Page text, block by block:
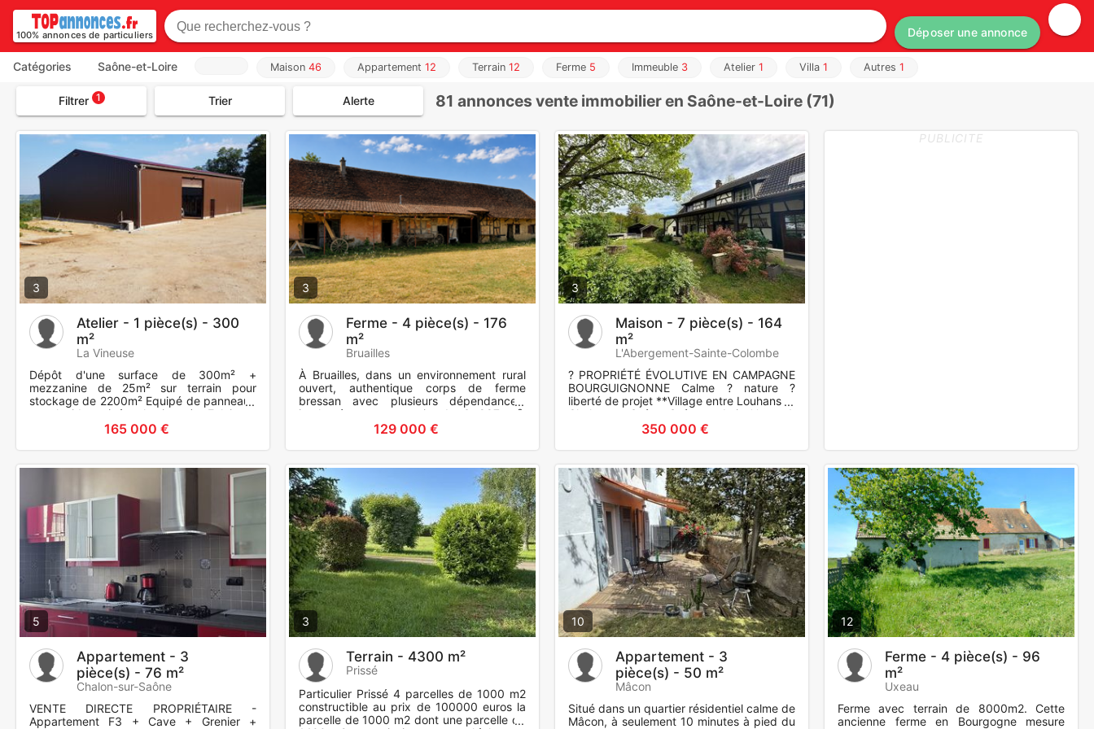
100% annonces de particuliers Déposer une annonce
Catégories Saône-et-Loire Maison 46 Appartement 12 Terrain 12 Ferme 5 Immeuble 3 Atelier 1 Villa 1 Autres 1
Filtrer 1 Trier Alerte 81 annonces vente immobilier en Saône-et-Loire (71)
3
Atelier - 1 pièce(s) - 300
m²
La Vineuse
Dépôt d'une surface de 300m² +
mezzanine de 25m² sur terrain pour
stockage de 2200m² Equipé de panneaux
translucides (très lumineux) Eclairage
Néon LED Porte séquentielle électr
165 000 €
3
Ferme - 4 pièce(s) - 176
m²
Bruailles
À Bruailles, dans un environnement rural
ouvert, authentique corps de ferme
bressan avec plusieurs dépendances,
implanté sur un terrain de 3 887 m².
L'ensemble présente de beaux
129 000 €
3
Maison - 7 pièce(s) - 164
m²
L'Abergement-Sainte-Colombe
? PROPRIÉTÉ ÉVOLUTIVE EN CAMPAGNE
BOURGUIGNONNE Calme ? nature ?
liberté de projet **Village entre Louhans et
Chalon-sur-Saône Saône-et-Loire** --- 1.
350 000 €
PUBLICITE
5
Appartement - 3
pièce(s) - 76 m²
Chalon-sur-Saône
VENTE DIRECTE PROPRIÉTAIRE -
Appartement F3 + Cave + Grenier +
3
Terrain - 4300 m²
Prissé
Particulier Prissé 4 parcelles de 1000 m2
constructible au prix de 100000 euros la
parcelle de 1000 m2 dont une parcelle de
10
Appartement - 3
pièce(s) - 50 m²
Mâcon
Situé dans un quartier résidentiel calme de
Mâcon, à seulement 10 minutes à pied du
12
Ferme - 4 pièce(s) - 96
m²
Uxeau
Ferme avec terrain de 8000m2. Cette
ancienne ferme en Bourgogne mesure